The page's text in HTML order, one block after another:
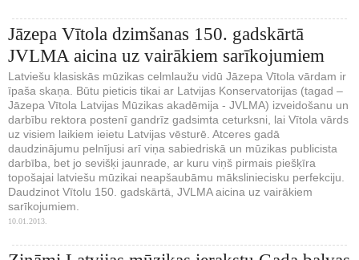
Jāzepa Vītola dzimšanas 150. gadskārtā
JVLMA aicina uz vairākiem sarīkojumiem
Latviešu klasiskās mūzikas celmlaužu vidū Jāzepa Vītola vārdam ir
īpaša skaņa. Būtu pieticis tikai ar Latvijas Konservatorijas (tagad –
Jāzepa Vītola Latvijas Mūzikas akadēmija - JVLMA) izveidošanu un
darbību rektora postenī gandrīz gadsimta ceturksni, lai Vītola vārds
uz visiem laikiem ieietu Latvijas vēsturē. Atceres gadā
daudzinājumu pelnījusi arī viņa sabiedriskā un mūzikas publicista
darbība, bet jo sevišķi jaunrade, ar kuru viņš pirmais piešķīra
topošajai latviešu mūzikai neapšaubāmu māksliniecisku perfekciju.
Daudzinot Vītolu 150. gadskārtā, JVLMA aicina uz vairākiem
sarīkojumiem.
10.01.2013.